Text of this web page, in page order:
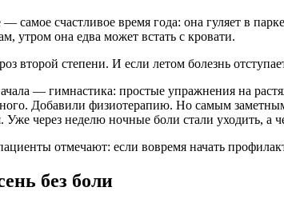
самое счастливое время года: она гуляет в
утром она едва может встать с кровати.
второй степени. И если летом болезнь
— гимнастика: простые упражнения на
Добавили физиотерапию. Но самым
Уже через неделю ночные боли стали уходить, а
отмечают: если вовремя начать
без боли